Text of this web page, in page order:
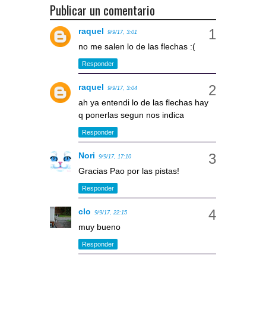
Publicar un comentario
raquel 9/9/17, 3:01
no me salen lo de las flechas :(
Responder
raquel 9/9/17, 3:04
ah ya entendi lo de las flechas hay
q ponerlas segun nos indica
Responder
Nori 9/9/17, 17:10
Gracias Pao por las pistas!
Responder
clo 9/9/17, 22:15
muy bueno
Responder